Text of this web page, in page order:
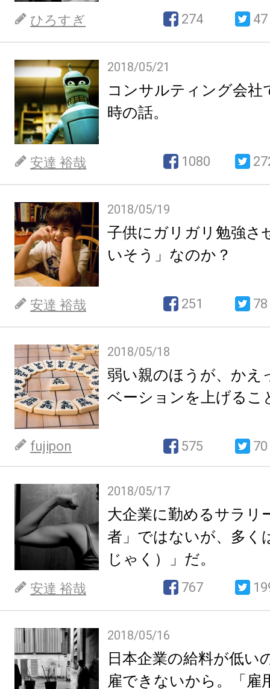
ひろすぎ 274 47
2018/05/21
コンサルティング会社
時の話。
安達 裕哉 1080
2018/05/19
子供にガリガリ勉強さ
いそう」なのか？
安達 裕哉 251 78
2018/05/18
弱い親のほうが、かえ
ベーションを上げるこ
fujipon 575 70
2018/05/17
大企業に勤めるサラリ
者」ではないが、多く
じゃく）」だ。
安達 裕哉 767
2018/05/16
日本企業の給料が低い
雇できないから。「雇